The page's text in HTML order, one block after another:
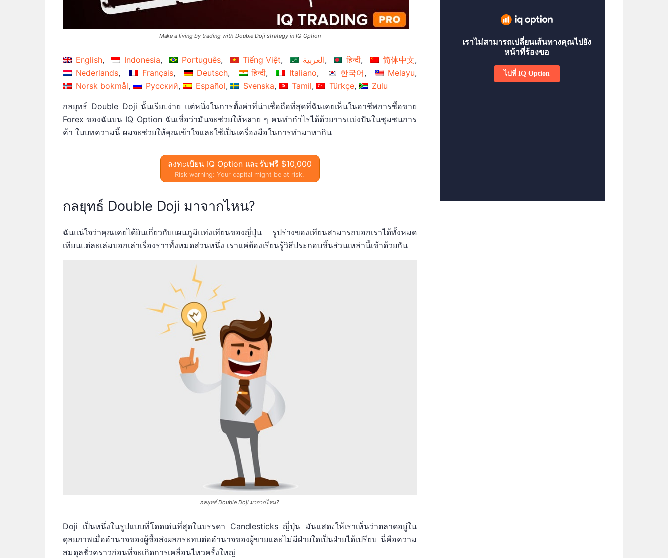
Make a living by trading with Double Doji strategy in IQ Option
English Indonesia Português Tiếng Việt العربية हिन्दी
简体中文
Nederlands
Français Deutsch हिन्दी Italiano 한국어
Melayu
Norsk bokmål
Русский Español Svenska Tamil Türkçe Zulu
กลยุทธ์ Double Doji นั้นเรียบง่าย แต่หนึ่งในการตั้งค่าที่น่าเชื่อถือที่สุดที่ฉันเคยเห็นในอาชีพการซื้อขาย
Forex ของฉันบน IQ Option ฉันเชื่อว่ามันจะช่วยให้หลาย ๆ คนทำกำไรได้ด้วยการแบ่งปันในชุมชนการ
ค้า ในบทความนี้ ผมจะช่วยให้คุณเข้าใจและใช้เป็นเครื่องมือในการทำมาหากิน
ลงทะเบียน IQ Option และรับฟรี $10,000
Risk warning: Your capital might be at risk.
กลยุทธ์ Double Doji มาจากไหน?
ฉันแน่ใจว่าคุณเคยได้ยินเกี่ยวกับแผนภูมิแท่งเทียนของญี่ปุ่น รูปร่างของเทียนสามารถบอกเราได้ทั้งหมด
เทียนแต่ละเล่มบอกเล่าเรื่องราวทั้งหมดส่วนหนึ่ง เราแค่ต้องเรียนรู้วิธีประกอบชิ้นส่วนเหล่านี้เข้าด้วยกัน
กลยุทธ์ Double Doji มาจากไหน?
Doji เป็นหนึ่งในรูปแบบที่โดดเด่นที่สุดในบรรดา Candlesticks ญี่ปุ่น มันแสดงให้เราเห็นว่าตลาดอยู่ใน
ดุลยภาพเมื่ออำนาจของผู้ซื้อส่งผลกระทบต่ออำนาจของผู้ขายและไม่มีฝ่ายใดเป็นฝ่ายได้เปรียบ นี่คือความ
สมดุลชั่วคราวก่อนที่จะเกิดการเคลื่อนไหวครั้งใหญ่